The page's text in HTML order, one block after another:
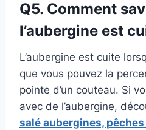
Q5. Comment
l’aubergine est
L’aubergine est cuite
que vous pouvez la
pointe d’un couteau. Si
avec de l’aubergine,
salé aubergines,